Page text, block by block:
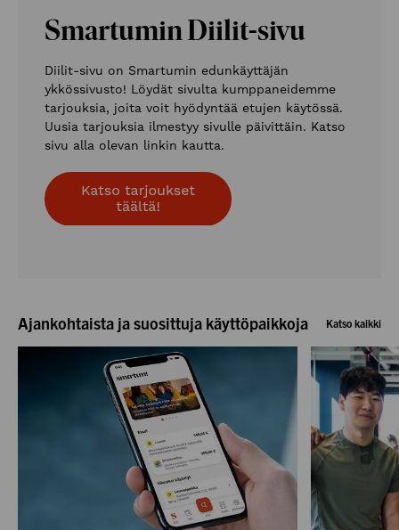
Smartumin Diilit-sivu
Diilit-sivu on Smartumin edunkäyttäjän
ykkössivusto! Löydät sivulta kumppaneidemme
tarjouksia, joita voit hyödyntää etujen käytössä.
Uusia tarjouksia ilmestyy sivulle päivittäin. Katso
sivu alla olevan linkin kautta.
Ajankohtaista ja suosittuja käyttöpaikkoja Katso kaikki